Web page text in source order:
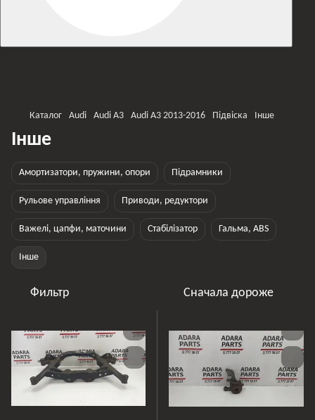
Каталог Audi Audi A3 Audi A3 2013-2016 Підвіска Інше
Інше
Амортизатори, пружини, опори Підрамники
Рульове управління Приводи, редуктори
Важелі, цапфи, маточини Стабілізатор Гальма, ABS
Інше
Фильтр Сначала дороже